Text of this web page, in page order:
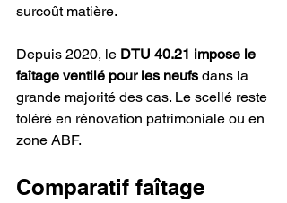
surcoût matière.
Depuis 2020, le DTU 40.21 impose le
faîtage ventilé pour les neufs dans la
grande majorité des cas. Le scellé reste
toléré en rénovation patrimoniale ou en
zone ABF.
Comparatif faîtage